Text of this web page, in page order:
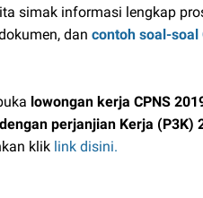
simak informasi lengkap
dan contoh soal-soal
lowongan kerja CPNS
perjanjian Kerja (P3K)
klik link disini.